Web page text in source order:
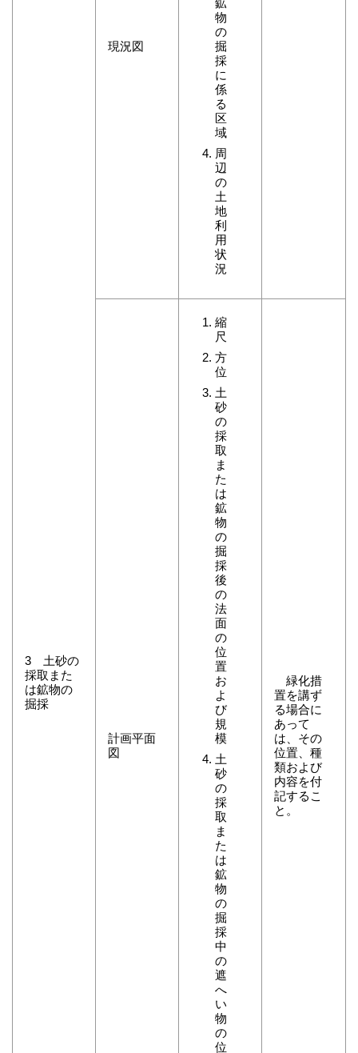
3 土砂の
採取また
は鉱物の
掘採
現況図
鉱
物
の
掘
採
に
係
る
区
域
周
辺
の
土
地
利
用
状
況
計画平面
図
縮
尺
方
位
土
砂
の
採
取
ま
た
は
鉱
物
の
掘
採
後
の
法
面
の
位
置
お
よ
び
規
模
土
砂
の
採
取
ま
た
は
鉱
物
の
掘
採
中
の
遮
へ
い
物
の
位
緑化措
置を講ず
る場合に
あって
は、その
位置、種
類および
内容を付
記するこ
と。